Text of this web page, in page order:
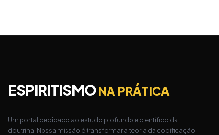
ESPIRITISMONA PRÁTICA
Um portal dedicado ao estudo profundo e científico da
doutrina. Nossa missão é transformar a teoria da codificação